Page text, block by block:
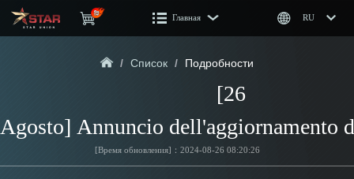
Главная RU
/ Список / Подробности
[26
Agosto] Annuncio dell'aggiornamento
[Время обновления]：2024-08-26 08:20:26